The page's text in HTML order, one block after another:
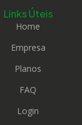
Links Úteis
Home
Empresa
Planos
FAQ
Login